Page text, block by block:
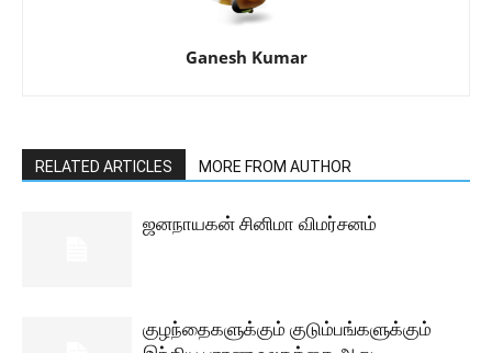
Ganesh Kumar
RELATED ARTICLES MORE FROM AUTHOR
ஜனநாயகன் சினிமா விமர்சனம்
குழந்தைகளுக்கும் குடும்பங்களுக்கும்